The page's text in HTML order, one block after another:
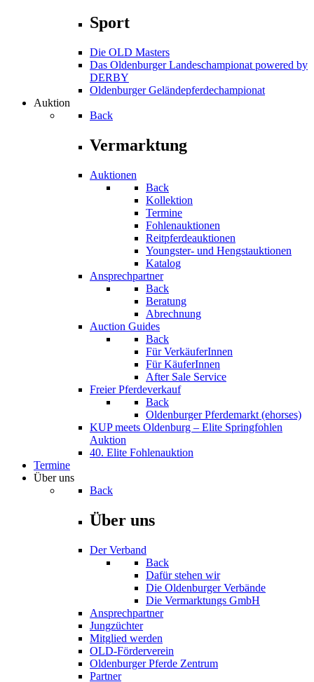
Sport
Die OLD Masters
Das Oldenburger Landeschampionat powered by
DERBY
Oldenburger Geländepferde­championat
Auktion
Back
Vermarktung
Auktionen
Back
Kollektion
Termine
Fohlenauktionen
Reitpferdeauktionen
Youngster- und Hengstauktionen
Katalog
Ansprechpartner
Back
Beratung
Abrechnung
Auction Guides
Back
Für VerkäuferInnen
Für KäuferInnen
After Sale Service
Freier Pferdeverkauf
Back
Oldenburger Pferdemarkt (ehorses)
KUP meets Oldenburg – Elite Springfohlen
Auktion
40. Elite Fohlenauktion
Termine
Über uns
Back
Über uns
Der Verband
Back
Dafür stehen wir
Die Oldenburger Verbände
Die Vermarktungs GmbH
Ansprechpartner
Jungzüchter
Mitglied werden
OLD-Förderverein
Oldenburger Pferde Zentrum
Partner